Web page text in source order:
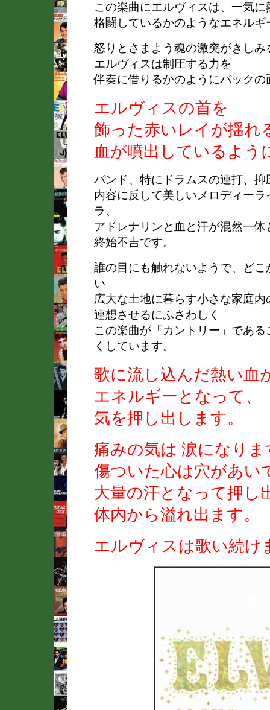
この楽曲にエルヴィスは、一気
格闘しているかのようなエネルギ
怒りとさまよう魂の激突がきしみ
エルヴィスは制圧する力を
伴奏に借りるかのようにバック
エルヴィスの首を
飾った赤いレイが揺れ
血が噴出しているよう
バンド、特にドラムスの連打、
内容に反して美しいメロディー
ラ、
アドレナリンと血と汗が混然一
終始不吉です。
誰の目にも触れないようで、ど
い
広大な土地に暮らす小さな家庭内
連想させるにふさわしく
この楽曲が「カントリー」であ
くしています。
歌に流し込んだ熱い血
エネルギーとなって、
気を押し出します。
痛みの気は 涙になりま
傷ついた心は穴があい
大量の汗となって押し
体内から溢れ出ます。
エルヴィスは歌い続け